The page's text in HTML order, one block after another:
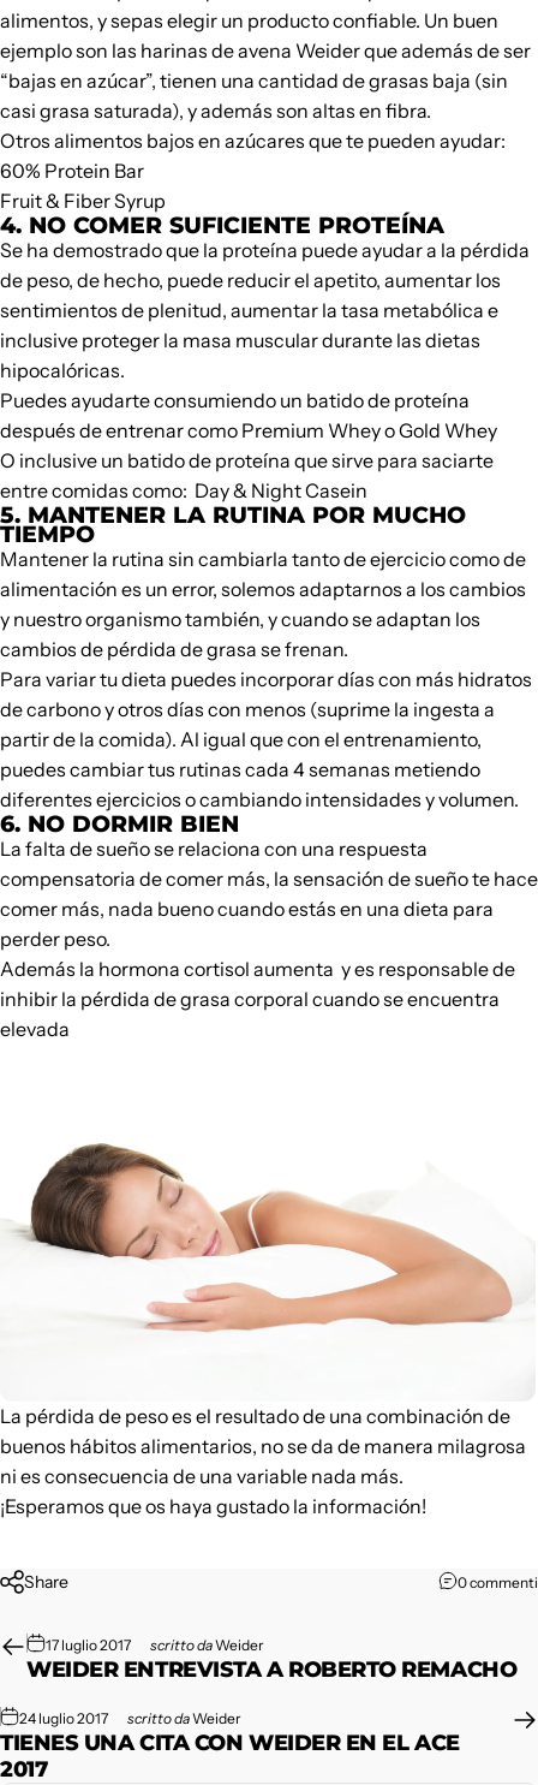
alimentos, y sepas elegir un producto confiable. Un buen
ejemplo son las harinas de avena Weider que además de ser
“bajas en azúcar”, tienen una cantidad de grasas baja (sin
casi grasa saturada), y además son altas en fibra.
Otros alimentos bajos en azúcares que te pueden ayudar:
60% Protein Bar
Fruit & Fiber Syrup
4. NO COMER SUFICIENTE PROTEÍNA
Se ha demostrado que la proteína puede ayudar a la pérdida
de peso, de hecho, puede reducir el apetito, aumentar los
sentimientos de plenitud, aumentar la tasa metabólica e
inclusive proteger la masa muscular durante las dietas
hipocalóricas.
Puedes ayudarte consumiendo un batido de proteína
después de entrenar como Premium WheyoGold Whey
O inclusive un batido de proteína que sirve para saciarte
entre comidas como: Day & Night Casein
5. MANTENER LA RUTINA POR MUCHO
TIEMPO
Mantener la rutina sin cambiarla tanto de ejercicio como de
alimentación es un error, solemos adaptarnos a los cambios
y nuestro organismo también, y cuando se adaptan los
cambios de pérdida de grasa se frenan.
Para variar tu dieta puedes incorporar días con más hidratos
de carbono y otros días con menos (suprime la ingesta a
partir de la comida). Al igual que con el entrenamiento,
puedes cambiar tus rutinas cada 4 semanas metiendo
diferentes ejercicios o cambiando intensidades y volumen.
6. NO DORMIR BIEN
La falta de sueño se relaciona con una respuesta
compensatoria de comer más, la sensación de sueño te hace
comer más, nada bueno cuando estás en una dieta para
perder peso.
Además la hormona cortisol aumenta y es responsable de
inhibir la pérdida de grasa corporal cuando se encuentra
elevada
La pérdida de peso es el resultado de una combinación de
buenos hábitos alimentarios, no se da de manera milagrosa
ni es consecuencia de una variable nada más.
¡Esperamos que os haya gustado la información!
Share 0 commenti
17 luglio 2017 scritto daWeider
WEIDER ENTREVISTA A ROBERTO REMACHO
24 luglio 2017 scritto daWeider
TIENES UNA CITA CON WEIDER EN EL ACE
2017